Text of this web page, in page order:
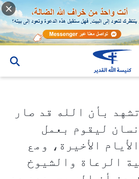
إنك تشهد بأن الله قد صار
ليقوم بعمل
الأخيرة، ومع
الرعاة والشيوخ